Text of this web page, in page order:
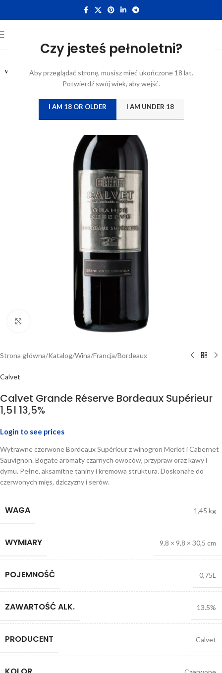
Czy jesteś pełnoletni?
Aby przeglądać stronę, musisz mieć ukończone 18 lat.
Potwierdź swój wiek, aby wejść.
I AM 18 OR OLDER I AM UNDER 18
WYTRAWNE
Click to enlarge
Strona główna/Katalog/Wina/Francja/Bordeaux
Calvet
Calvet Grande Réserve Bordeaux Supérieur
1,5 l 13,5%
Login to see prices
Wytrawne czerwone Bordeaux Supérieur z winogron Merlot i Cabernet
Sauvignon. Bogate aromaty czarnych owoców, przypraw oraz kawy i
dymu. Pełne, aksamitne taniny i kremowa struktura. Doskonałe do
czerwonych mięs, dziczyzny i serów.
WAGA 1,45 kg
WYMIARY 9,8 × 9,8 × 30,5 cm
POJEMNOŚĆ 0,75L
ZAWARTOŚĆ ALK. 13.5%
PRODUCENT Calvet